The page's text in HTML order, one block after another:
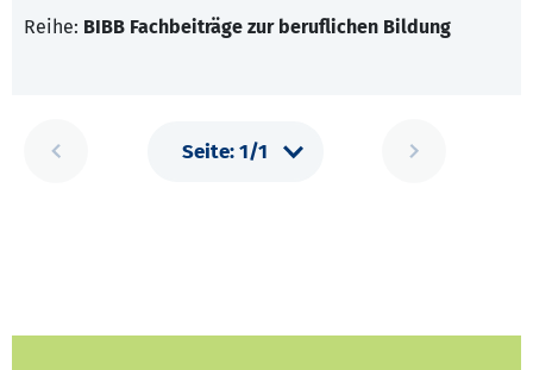
Reihe: BIBB Fachbeiträge zur beruflichen Bildung